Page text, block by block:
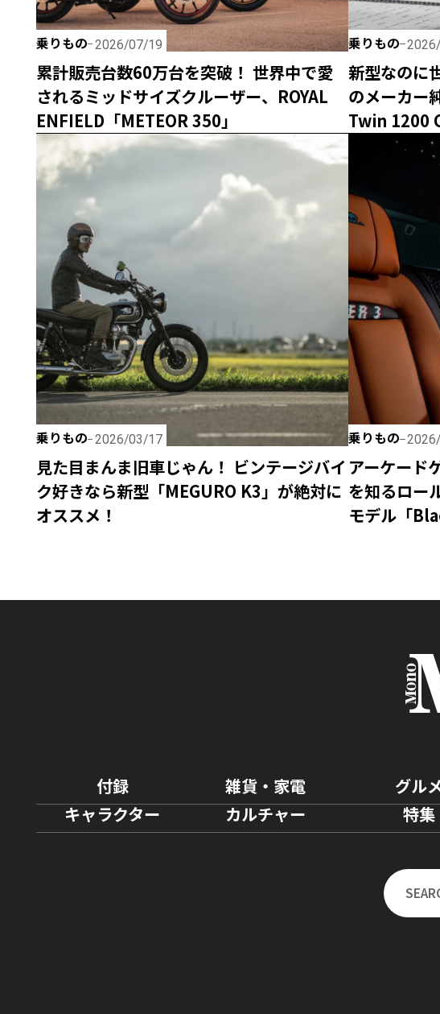
乗りもの 2026/07/19
累計販売台数60万台を突破！ 世界中で愛
されるミッドサイズクルーザー、ROYAL
ENFIELD「METEOR 350」
乗りもの
新型なのに
のメーカー
Twin 1200
ぎるって！
乗りもの 2026/03/17
見た目まんま旧車じゃん！ ビンテージバイ
ク好きなら新型「MEGURO K3」が絶対に
オススメ！
乗りもの
アーケード
を知るロー
モデル「
付録 雑貨・家電 グル
キャラクター
カルチャー 特集